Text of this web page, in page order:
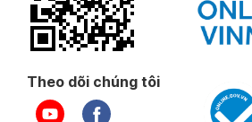
Theo dõi chúng tôi